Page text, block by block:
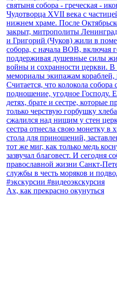
Ах, как прекрасно окунуться